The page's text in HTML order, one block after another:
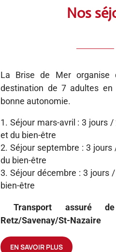
Nos
La Brise de Mer
destination de 7 adultes
bonne autonomie.
Séjour mars-avril : 3 jours
et du bien-être
Séjour septembre : 3
du bien-être
Séjour décembre : 3 jours
bien-être
Transport assuré de
Retz/Savenay/St-Nazaire
EN SAVOIR PLUS